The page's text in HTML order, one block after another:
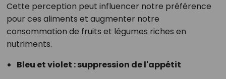
Cette perception peut influencer notre préférence
pour ces aliments et augmenter notre
consommation de fruits et légumes riches en
nutriments.
Bleu et violet : suppression de l'appétit